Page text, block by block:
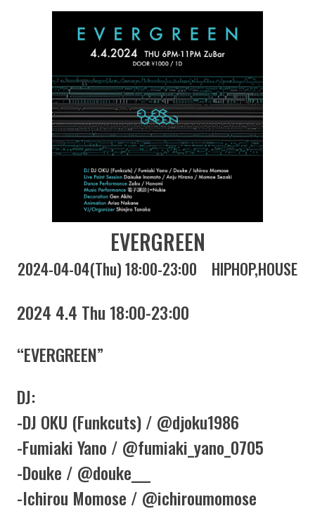
EVERGREEN
2024-04-04(Thu) 18:00-23:00 HIPHOPHOUSE
2024 4.4 Thu 18:00-23:00
“EVERGREEN”
DJ:
-DJ OKU (Funkcuts) / @djoku1986
-Fumiaki Yano / @fumiaki_yano_0705
-Douke / @douke___
-Ichirou Momose / @ichiroumomose